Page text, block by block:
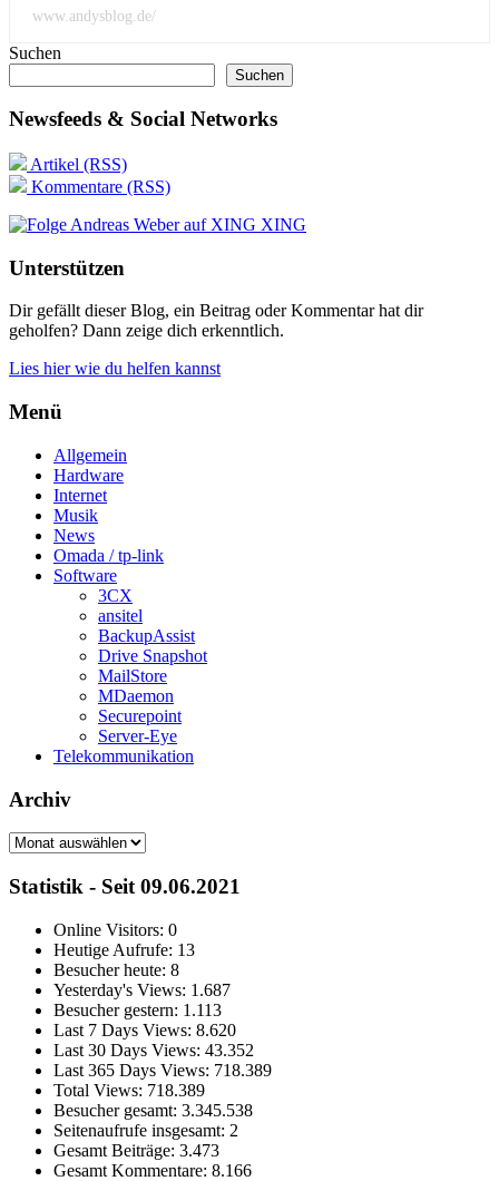
www.andysblog.de/
Suchen
Suchen
Newsfeeds & Social Networks
Artikel (RSS)
Kommentare (RSS)
XING
Unterstützen
Dir gefällt dieser Blog, ein Beitrag oder Kommentar hat dir
geholfen? Dann zeige dich erkenntlich.
Lies hier wie du helfen kannst
Menü
Allgemein
Hardware
Internet
Musik
News
Omada / tp-link
Software
3CX
ansitel
BackupAssist
Drive Snapshot
MailStore
MDaemon
Securepoint
Server-Eye
Telekommunikation
Archiv
Archiv
Statistik - Seit 09.06.2021
Online Visitors: 0
Heutige Aufrufe: 13
Besucher heute: 8
Yesterday's Views: 1.687
Besucher gestern: 1.113
Last 7 Days Views: 8.620
Last 30 Days Views: 43.352
Last 365 Days Views: 718.389
Total Views: 718.389
Besucher gesamt: 3.345.538
Seitenaufrufe insgesamt: 2
Gesamt Beiträge: 3.473
Gesamt Kommentare: 8.166